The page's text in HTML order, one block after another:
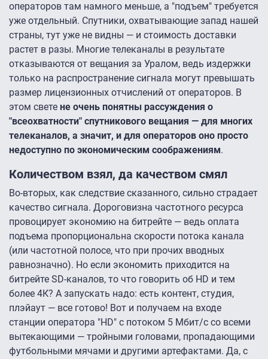
операторов там намного меньше, а "подъем" требуется
уже отдельный. Спутники, охватывающие запад нашей
страны, тут уже не видны — и стоимость доставки
растет в разы. Многие телеканалы в результате
отказываются от вещания за Уралом, ведь издержки
только на распространение сигнала могут превышать
размер лицензионных отчислений от операторов. В
этом свете не очень понятны рассуждения о
"всеохватности" спутникового вещания — для многих
телеканалов, а значит, и для операторов оно просто
недоступно по экономическим соображениям.
Количеством взял, да качеством смял
Во-вторых, как следствие сказанного, сильно страдает
качество сигнала. Дороговизна частотного ресурса
провоцирует экономию на битрейте — ведь оплата
подъема пропорциональна скорости потока канала
(или частотной полосе, что при прочих вводных
равнозначно). Но если экономить приходится на
битрейте SD-каналов, то что говорить об HD и тем
более 4К? А запускать надо: есть контент, студия,
плэйаут — все готово! Вот и получаем на входе
станции оператора "HD" с потоком 5 Мбит/с со всеми
вытекающими — тройными головами, пропадающими
футбольными мячами и другими артефактами. Да, с